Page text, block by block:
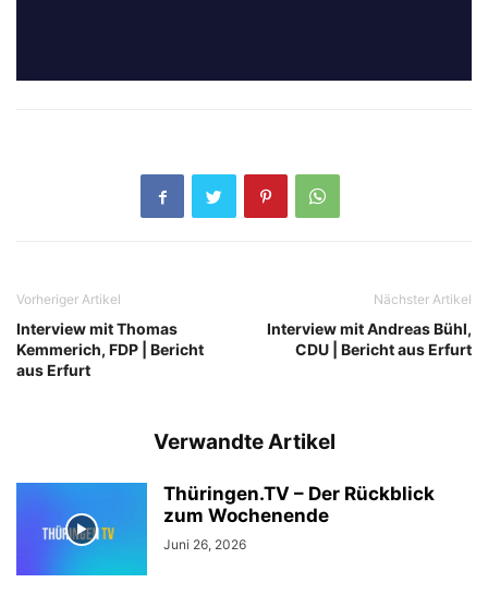
Vorheriger Artikel
Interview mit Thomas
Kemmerich, FDP | Bericht
aus Erfurt
Nächster Artikel
Interview mit Andreas Bühl,
CDU | Bericht aus Erfurt
Verwandte Artikel
Thüringen.TV – Der Rückblick
zum Wochenende
Juni 26, 2026